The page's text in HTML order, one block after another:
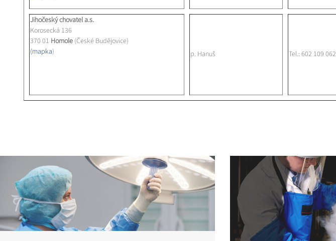
Jihočeský chovatel a.s.
Korosecká 136
370 01 Homole (České Budějovice)
(mapka) p. Hanuš Tel.: 602 109 062